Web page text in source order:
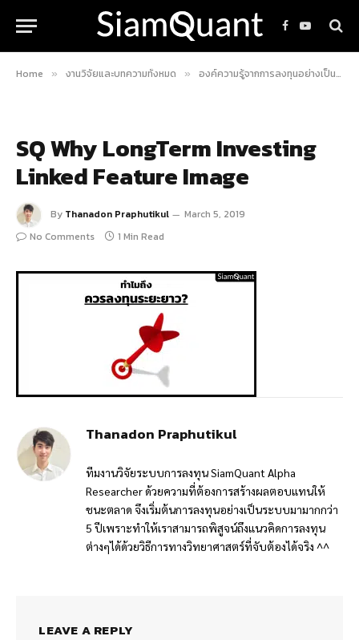
Facebook
YouTube
Home » งานวิจัยและบทความทั้งหมด » องค์ความรู้จากการลงทุนอย่างเป็นระบบ
SQ Why LongTerm Investing
Linked Feature Image
By Thanadon Praphutikul
March 5, 2019
No Comments
1 Min Read
Thanadon Praphutikul
ทีมงานวิจัยระบบการลงทุน SiamQuant Alpha
Researcher ด้วยความที่ต้องการสร้างผลตอบแทนให้
ชนะตลาด จึงเริ่มต้นการลงทุนอย่างเป็นระบบมามากกว่า
5 ปีเพราะทำให้เราสามารถพิสูจน์ถึงแนวคิดการลงทุน
ต่างๆได้ด้วยวิธีการทางวิทยาศาสตร์ที่จับต้องได้จริง ^^
LEAVE A REPLY